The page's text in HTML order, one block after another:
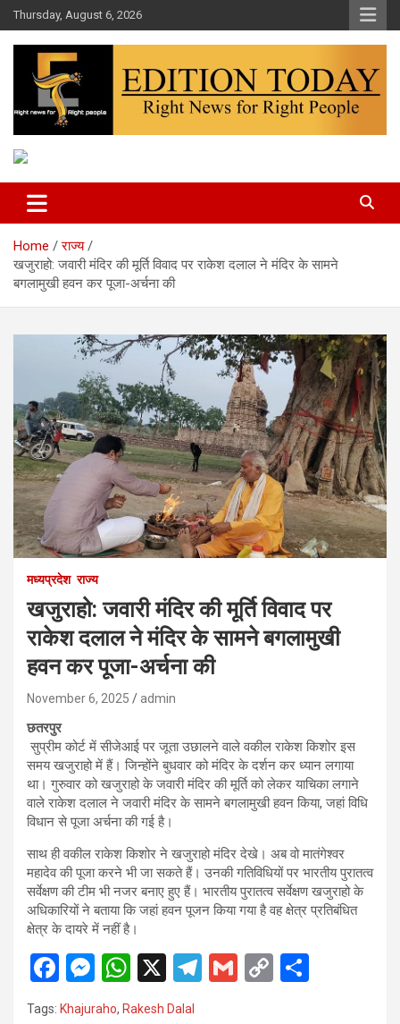
Skip
to
content
Thursday, August 6, 2026
Edition Today
Home
राज्य
खजुराहो: जवारी मंदिर की मूर्ति विवाद पर राकेश दलाल ने मंदिर के सामने
बगलामुखी हवन कर पूजा-अर्चना की
मध्यप्रदेश राज्य
खजुराहो: जवारी मंदिर की मूर्ति विवाद पर
राकेश दलाल ने मंदिर के सामने बगलामुखी
हवन कर पूजा-अर्चना की
November 6, 2025 admin
छतरपुर
सुप्रीम कोर्ट में सीजेआई पर जूता उछालने वाले वकील राकेश किशोर इस
समय खजुराहो में हैं। जिन्होंने बुधवार को मंदिर के दर्शन कर ध्यान लगाया
था। गुरुवार को खजुराहो के जवारी मंदिर की मूर्ति को लेकर याचिका लगाने
वाले राकेश दलाल ने जवारी मंदिर के सामने बगलामुखी हवन किया, जहां विधि
विधान से पूजा अर्चना की गई है।
साथ ही वकील राकेश किशोर ने खजुराहो मंदिर देखे। अब वो मातंगेश्वर
महादेव की पूजा करने भी जा सकते हैं। उनकी गतिविधियों पर भारतीय पुरातत्व
सर्वेक्षण की टीम भी नजर बनाए हुए हैं। भारतीय पुरातत्व सर्वेक्षण खजुराहो के
अधिकारियों ने बताया कि जहां हवन पूजन किया गया है वह क्षेत्र प्रतिबंधित
क्षेत्र के दायरे में नहीं है।
F
a
M
es
W
h
X
T
G
C
Tags: Khajuraho, Rakesh Dalal